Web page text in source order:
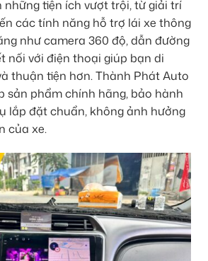
những tiện ích vượt trội, từ giải trí
các tính năng hỗ trợ lái xe thông
như camera 360 độ, dẫn đường
nối với điện thoại giúp bạn di
thuận tiện hơn. Thành Phát Auto
sản phẩm chính hãng, bảo hành
lắp đặt chuẩn, không ảnh hưởng
của xe.